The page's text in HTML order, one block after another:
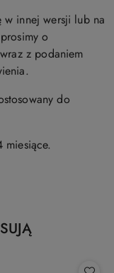
w innej wersji lub na
o
z podaniem
do